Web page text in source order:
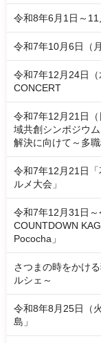
令和8年6月1日～11
令和7年10月6日（
令和7年12月24日
CONCERT
令和7年12月21日
域共創シンポジウ
解決に向けて～多職
令和7年12月21日
ルメ大会」
令和7年12月31日
COUNTDOWN
Pococha」
さつまの時をかけ
ルシェ～
令和8年8月25日（
島」